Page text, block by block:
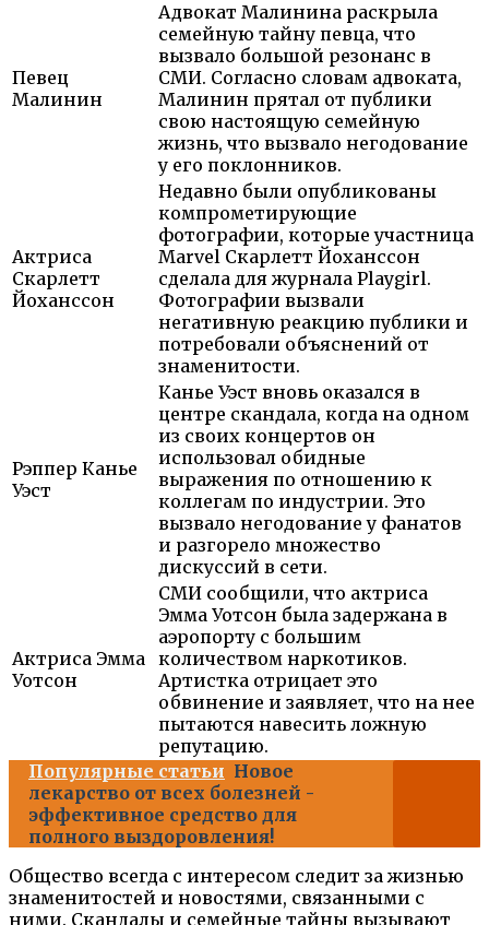
Певец
Малинин
Адвокат Малинина раскрыла
семейную тайну певца, что
вызвало большой резонанс в
СМИ. Согласно словам адвоката,
Малинин прятал от публики
свою настоящую семейную
жизнь, что вызвало негодование
у его поклонников.
Актриса
Скарлетт
Йоханссон
Недавно были опубликованы
компрометирующие
фотографии, которые участница
Marvel Скарлетт Йоханссон
сделала для журнала Playgirl.
Фотографии вызвали
негативную реакцию публики и
потребовали объяснений от
знаменитости.
Рэппер Канье
Уэст
Канье Уэст вновь оказался в
центре скандала, когда на одном
из своих концертов он
использовал обидные
выражения по отношению к
коллегам по индустрии. Это
вызвало негодование у фанатов
и разгорело множество
дискуссий в сети.
Актриса Эмма
Уотсон
СМИ сообщили, что актриса
Эмма Уотсон была задержана в
аэропорту с большим
количеством наркотиков.
Артистка отрицает это
обвинение и заявляет, что на нее
пытаются навесить ложную
репутацию.
Популярные статьи Новое
лекарство от всех болезней -
эффективное средство для
полного выздоровления!
Общество всегда с интересом следит за жизнью
знаменитостей и новостями, связанными с
ними. Скандалы и семейные тайны вызывают